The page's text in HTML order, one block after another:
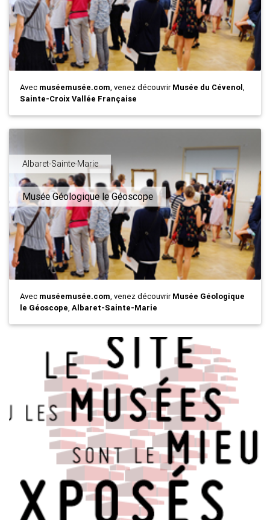
Avec muséemusée.com, venez découvrirMusée du Cévenol,
Sainte-Croix Vallée Française
Albaret-Sainte-Marie
Musée Géologique le Géoscope
Avec muséemusée.com, venez découvrirMusée Géologique
le Géoscope, Albaret-Sainte-Marie